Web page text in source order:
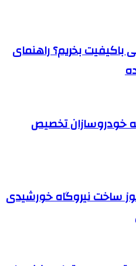
باکیفیت بخریم؟ راهنمای
به خودروسازان تخصیص
ساخت نیروگاه خورشیدی